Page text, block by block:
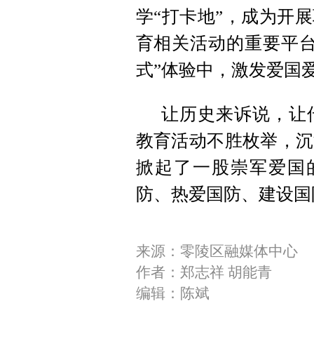
学“打卡地”，成为开
育相关活动的重要平
式”体验中，激发爱国
让历史来诉说，让
教育活动不胜枚举，
掀起了一股崇军爱国
防、热爱国防、建设
来源：零陵区融媒体中心
作者：郑志祥 胡能青
编辑：陈斌